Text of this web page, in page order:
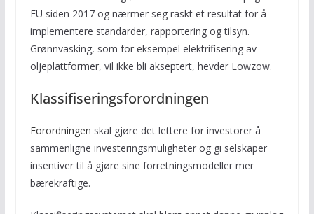
EU siden 2017 og nærmer seg raskt et resultat for å
implementere standarder, rapportering og tilsyn.
Grønnvasking, som for eksempel elektrifisering av
oljeplattformer, vil ikke bli akseptert, hevder Lowzow.
Klassifiseringsforordningen
Forordningen skal gjøre det lettere for investorer å
sammenligne investeringsmuligheter og gi selskaper
insentiver til å gjøre sine forretningsmodeller mer
bærekraftige.